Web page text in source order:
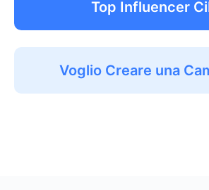
Top Influencer
Voglio Creare una